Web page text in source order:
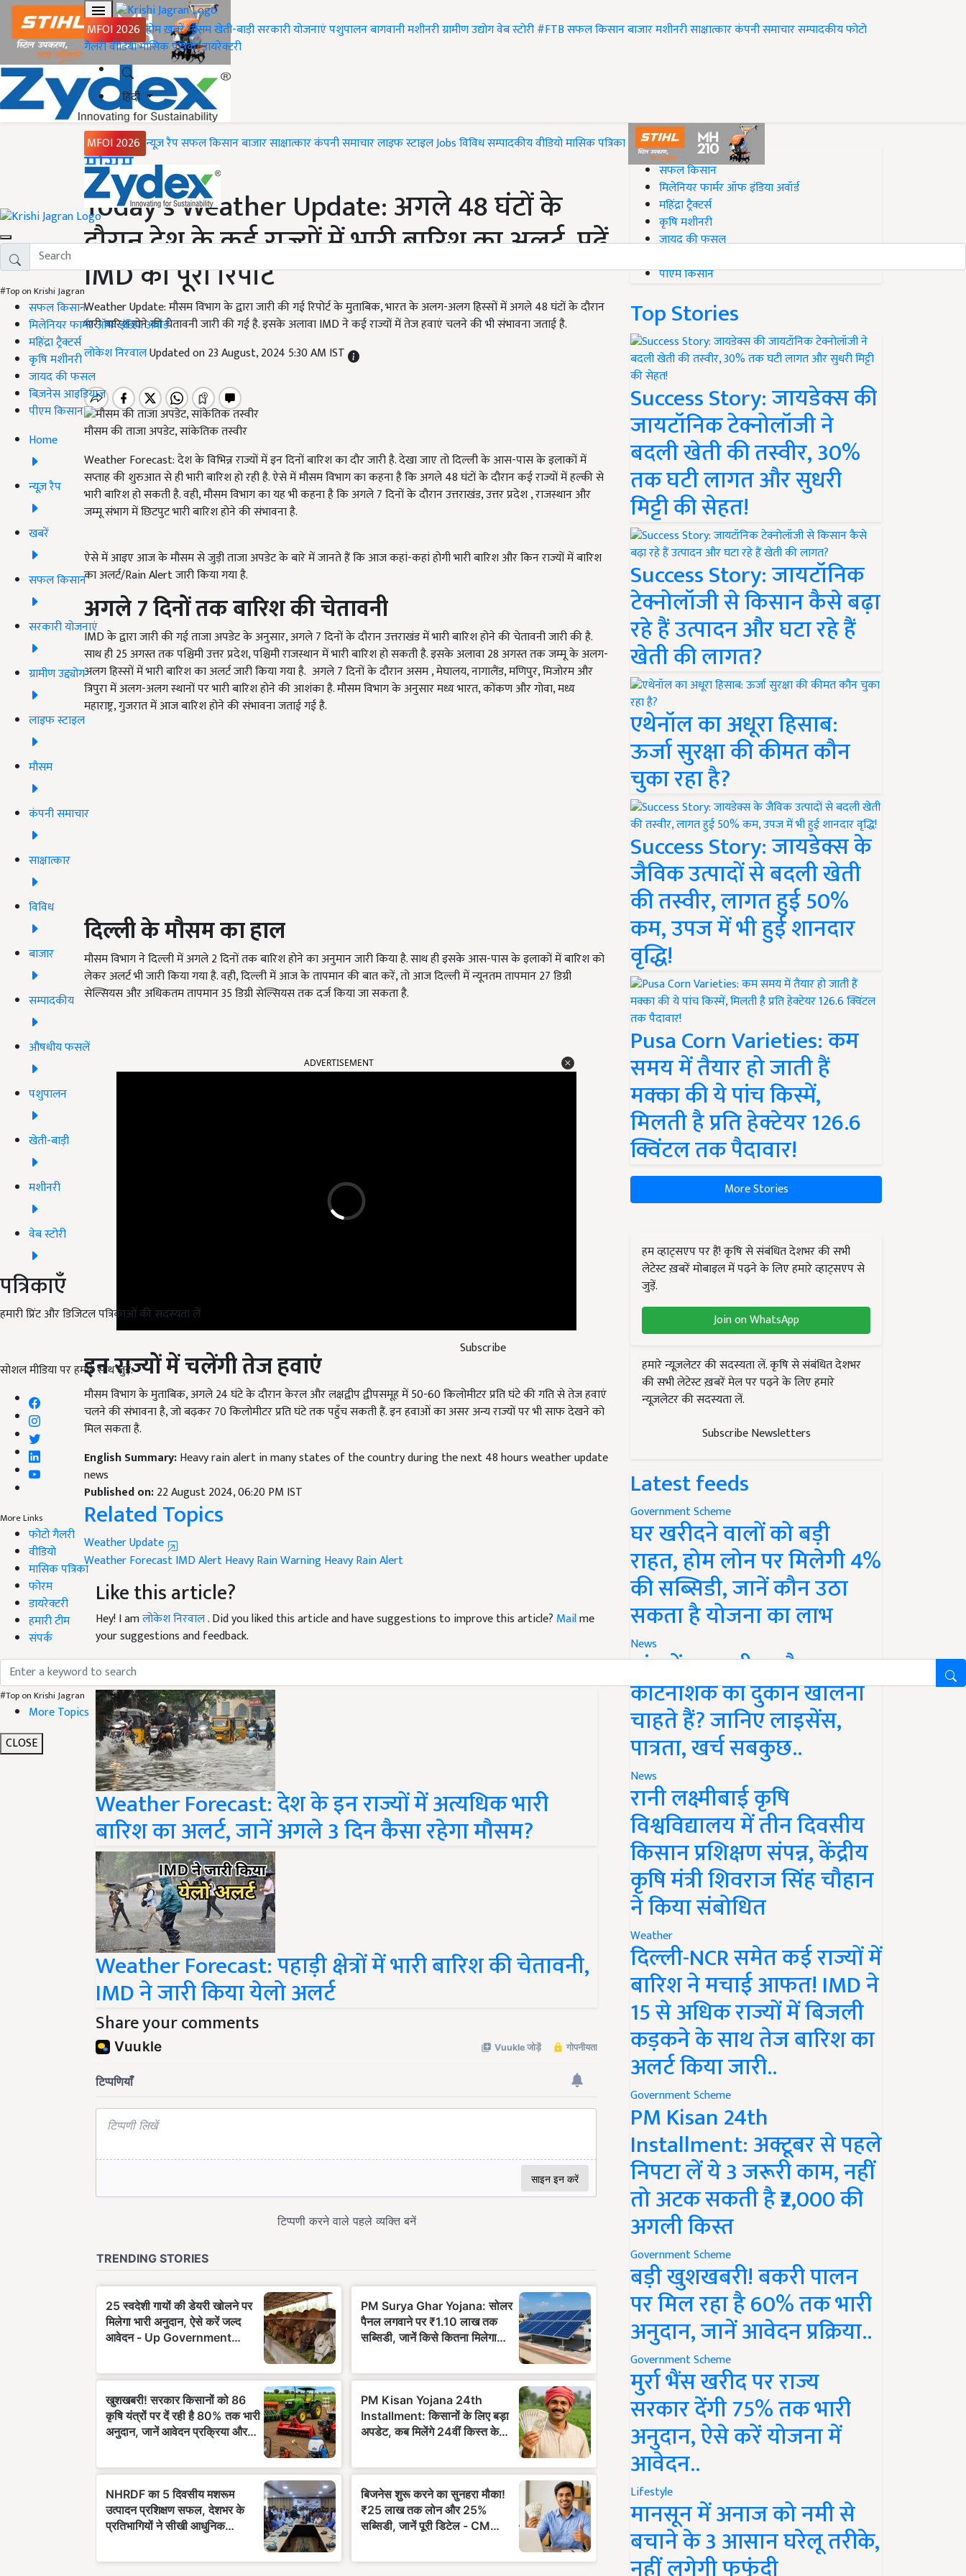
MFOI 2026 होमख़बरेंमौसमखेती-बाड़ीसरकारी योजनाएंपशुपालनबागवानीमशीनरीग्रामीण उद्योगवेब स्टोरी#FTBसफल किसानबाजारमशीनरीसाक्षात्कारकंपनी समाचारसम्पादकीयफोटो
गैलरीवीडियोमासिक पत्रिकाडायरेक्टरी
हिंदी
MFOI 2026 न्यूज़ रैपसफल किसानबाजारसाक्षात्कारकंपनी समाचारलाइफ स्टाइलJobsविविधसम्पादकीयवीडियोमासिक पत्रिका
#Top on Krishi Jagran
सफल किसान
मिलेनियर फार्मर ऑफ इंडिया अवॉर्ड
महिंद्रा ट्रैक्टर्स
कृषि मशीनरी
जायद की फसल
बिज़नेस आइडियाज
पीएम किसान
Home
न्यूज़ रैप
खबरें
सफल किसान
सरकारी योजनाएं
ग्रामीण उद्द्योग
लाइफ स्टाइल
मौसम
कंपनी समाचार
साक्षात्कार
विविध
बाजार
सम्पादकीय
औषधीय फसलें
पशुपालन
खेती-बाड़ी
मशीनरी
वेब स्टोरी
पत्रिकाएँ
हमारी प्रिंट और डिजिटल पत्रिकाओं की सदस्यता लें
Subscribe
सोशल मीडिया पर हमारे साथ जुड़ें:
More Links
फोटो गैलरी
वीडियो
मासिक पत्रिका
फोरम
डायरेक्टरी
हमारी टीम
संपर्क
#Top on Krishi Jagran
More Topics
CLOSE
Home
मौसम
Today’s Weather Update: अगले 48 घंटों के
दौरान देश के कई राज्यों में भारी बारिश का अलर्ट, पढ़ें
IMD की पूरी रिपोर्ट
Weather Update: मौसम विभाग के द्वारा जारी की गई रिपोर्ट के मुताबिक, भारत के अलग-अलग हिस्सों में अगले 48 घंटों के दौरान
भारी बारिश होने की चेतावनी जारी की गई है. इसके अलावा IMD ने कई राज्यों में तेज हवाएं चलने की भी संभावना जताई है.
लोकेश निरवालUpdated on 23 August, 2024 5:30 AM IST
मौसम की ताजा अपडेट, सांकेतिक तस्वीर
Weather Forecast: देश के विभिन्न राज्यों में इन दिनों बारिश का दौर जारी है. देखा जाए तो दिल्ली के आस-पास के इलाकों में
सप्ताह की शुरुआत से ही भारी बारिश हो रही है. ऐसे में मौसम विभाग का कहना है कि अगले 48 घंटों के दौरान कई राज्यों में हल्की से
भारी बारिश हो सकती है. वही, मौसम विभाग का यह भी कहना है कि अगले 7 दिनों के दौरान उत्तराखंड, उत्तर प्रदेश , राजस्थान और
जम्मू संभाग में छिटपुट भारी बारिश होने की संभावना है.
ऐसे में आइए आज के मौसम से जुड़ी ताजा अपडेट के बारे में जानते हैं कि आज कहां-कहां होगी भारी बारिश और किन राज्यों में बारिश
का अलर्ट/Rain Alert जारी किया गया है.
अगले 7 दिनों तक बारिश की चेतावनी
IMD के द्वारा जारी की गई ताजा अपडेट के अनुसार, अगले 7 दिनों के दौरान उत्तराखंड में भारी बारिश होने की चेतावनी जारी की है.
साथ ही 25 अगस्त तक पश्चिमी उत्तर प्रदेश, पश्चिमी राजस्थान में भारी बारिश हो सकती है. इसके अलावा 28 अगस्त तक जम्मू के अलग-
अलग हिस्सों में भारी बारिश का अलर्ट जारी किया गया है. अगले 7 दिनों के दौरान असम , मेघालय, नागालैंड, मणिपुर, मिजोरम और
त्रिपुरा में अलग-अलग स्थानों पर भारी बारिश होने की आशंका है. मौसम विभाग के अनुसार मध्य भारत, कोंकण और गोवा, मध्य
महाराष्ट्र, गुजरात में आज बारिश होने की संभावना जताई गई है.
दिल्ली के मौसम का हाल
मौसम विभाग ने दिल्ली में अगले 2 दिनों तक बारिश होने का अनुमान जारी किया है. साथ ही इसके आस-पास के इलाकों में बारिश को
लेकर अलर्ट भी जारी किया गया है. वही, दिल्ली में आज के तापमान की बात करें, तो आज दिल्ली में न्यूनतम तापमान 27 डिग्री
सेल्सियस और अधिकतम तापमान 35 डिग्री सेल्सियस तक दर्ज किया जा सकता है.
इन राज्यों में चलेंगी तेज हवाएं
मौसम विभाग के मुताबिक, अगले 24 घंटे के दौरान केरल और लक्षद्वीप द्वीपसमूह में 50-60 किलोमीटर प्रति घंटे की गति से तेज हवाएं
चलने की संभावना है, जो बढ़कर 70 किलोमीटर प्रति घंटे तक पहुँच सकती हैं. इन हवाओं का असर अन्य राज्यों पर भी साफ देखने को
मिल सकता है.
news
Published on:
Related Topics
Weather Update
Weather ForecastIMD Alert
Like this article?
Hey! I amलोकेश निरवाल. Did you liked this article and have suggestions to improve this article?
your suggestions and feedback.
Read next
Weather Forecast: देश के इन राज्यों में अत्यधिक भारी
बारिश का अलर्ट, जानें अगले 3 दिन कैसा रहेगा मौसम?
Weather Forecast: पहाड़ी क्षेत्रों में भारी बारिश की चेतावनी,
IMD ने जारी किया येलो अलर्ट
Share your comments
#Top on Krishi Jagran
सफल किसान
मिलेनियर फार्मर ऑफ इंडिया अवॉर्ड
महिंद्रा ट्रैक्टर्स
कृषि मशीनरी
जायद की फसल
पीएम किसान
Top Stories
Success Story: जायडेक्स की
जायटॉनिक टेक्नोलॉजी ने
बदली खेती की तस्वीर, 30%
तक घटी लागत और सुधरी
मिट्टी की सेहत!
Success Story: जायटॉनिक
टेक्नोलॉजी से किसान कैसे बढ़ा
रहे हैं उत्पादन और घटा रहे हैं
खेती की लागत?
एथेनॉल का अधूरा हिसाब:
ऊर्जा सुरक्षा की कीमत कौन
चुका रहा है?
Success Story: जायडेक्स के
जैविक उत्पादों से बदली खेती
की तस्वीर, लागत हुई 50%
कम, उपज में भी हुई शानदार
वृद्धि!
Pusa Corn Varieties: कम
समय में तैयार हो जाती हैं
मक्का की ये पांच किस्में,
मिलती है प्रति हेक्टेयर 126.6
क्विंटल तक पैदावार!
More Stories
हम व्हाट्सएप पर हैं! कृषि से संबंधित देशभर की सभी
लेटेस्ट ख़बरें मोबाइल में पढ़ने के लिए हमारे व्हाट्सएप से
जुड़ें.
Join on WhatsApp
हमारे न्यूज़लेटर की सदस्यता लें. कृषि से संबंधित देशभर
की सभी लेटेस्ट ख़बरें मेल पर पढ़ने के लिए हमारे
न्यूज़लेटर की सदस्यता लें.
Subscribe Newsletters
Latest feeds
Government Scheme
घर खरीदने वालों को बड़ी
राहत, होम लोन पर मिलेगी 4%
की सब्सिडी, जानें कौन उठा
सकता है योजना का लाभ
News
गांव में खाद, बीज और
कीटनाशक की दुकान खोलना
चाहते हैं? जानिए लाइसेंस,
पात्रता, खर्च सबकुछ..
News
रानी लक्ष्मीबाई कृषि
विश्वविद्यालय में तीन दिवसीय
किसान प्रशिक्षण संपन्न, केंद्रीय
कृषि मंत्री शिवराज सिंह चौहान
ने किया संबोधित
Weather
दिल्ली-NCR समेत कई राज्यों में
बारिश ने मचाई आफत! IMD ने
15 से अधिक राज्यों में बिजली
कड़कने के साथ तेज बारिश का
अलर्ट किया जारी..
Government Scheme
PM Kisan 24th
Installment: अक्टूबर से पहले
निपटा लें ये 3 जरूरी काम, नहीं
तो अटक सकती है ₹2,000 की
अगली किस्त
Government Scheme
बड़ी खुशखबरी! बकरी पालन
पर मिल रहा है 60% तक भारी
अनुदान, जानें आवेदन प्रक्रिया..
Government Scheme
मुर्रा भैंस खरीद पर राज्य
सरकार देंगी 75% तक भारी
अनुदान, ऐसे करें योजना में
आवेदन..
Lifestyle
मानसून में अनाज को नमी से
बचाने के 3 आसान घरेलू तरीके,